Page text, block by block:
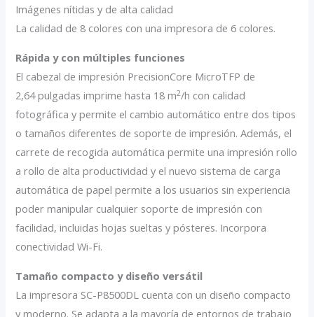
Imágenes nítidas y de alta calidad
La calidad de 8 colores con una impresora de 6 colores.
Rápida y con múltiples funciones
El cabezal de impresión PrecisionCore MicroTFP de
2,64 pulgadas imprime hasta 18 m2/h con calidad
fotográfica y permite el cambio automático entre dos tipos
o tamaños diferentes de soporte de impresión. Además, el
carrete de recogida automática permite una impresión rollo
a rollo de alta productividad y el nuevo sistema de carga
automática de papel permite a los usuarios sin experiencia
poder manipular cualquier soporte de impresión con
facilidad, incluidas hojas sueltas y pósteres. Incorpora
conectividad Wi-Fi.
Tamaño compacto y diseño versátil
La impresora SC-P8500DL cuenta con un diseño compacto
y moderno. Se adapta a la mayoría de entornos de trabajo